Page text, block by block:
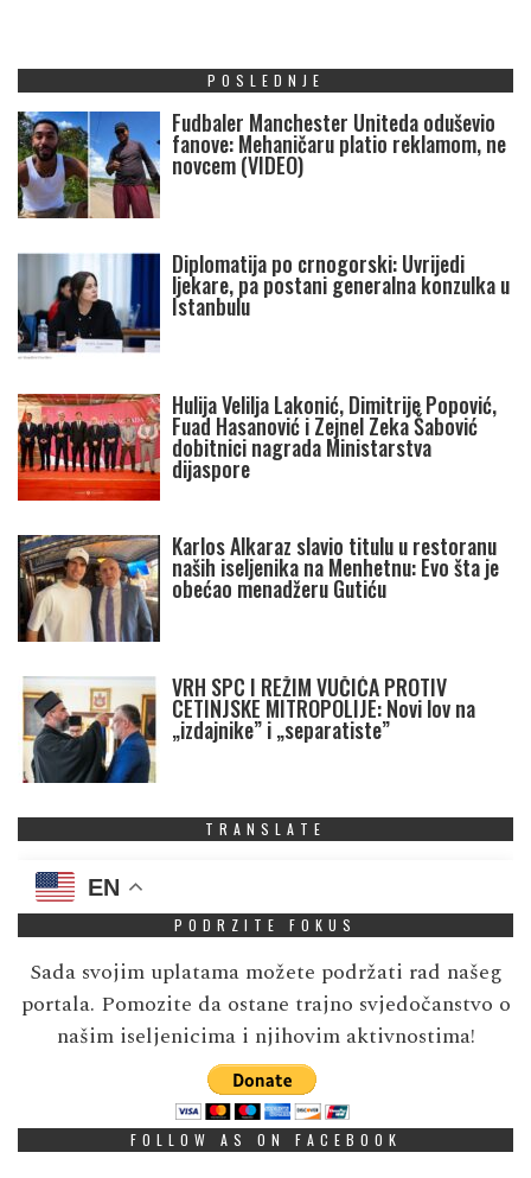
POSLEDNJE
Fudbaler Manchester Uniteda oduševio
fanove: Mehaničaru platio reklamom, ne
novcem (VIDEO)
Diplomatija po crnogorski: Uvrijedi
ljekare, pa postani generalna konzulka u
Istanbulu
Hulija Velilja Lakonić, Dimitrije Popović,
Fuad Hasanović i Zejnel Zeka Šabović
dobitnici nagrada Ministarstva
dijaspore
Karlos Alkaraz slavio titulu u restoranu
naših iseljenika na Menhetnu: Evo šta je
obećao menadžeru Gutiću
VRH SPC I REŽIM VUČIĆA PROTIV
CETINJSKE MITROPOLIJE: Novi lov na
„izdajnike” i „separatiste”
TRANSLATE
EN
PODRZITE FOKUS
Sada svojim uplatama možete podržati rad našeg
portala. Pomozite da ostane trajno svjedočanstvo o
našim iseljenicima i njihovim aktivnostima!
FOLLOW AS ON FACEBOOK